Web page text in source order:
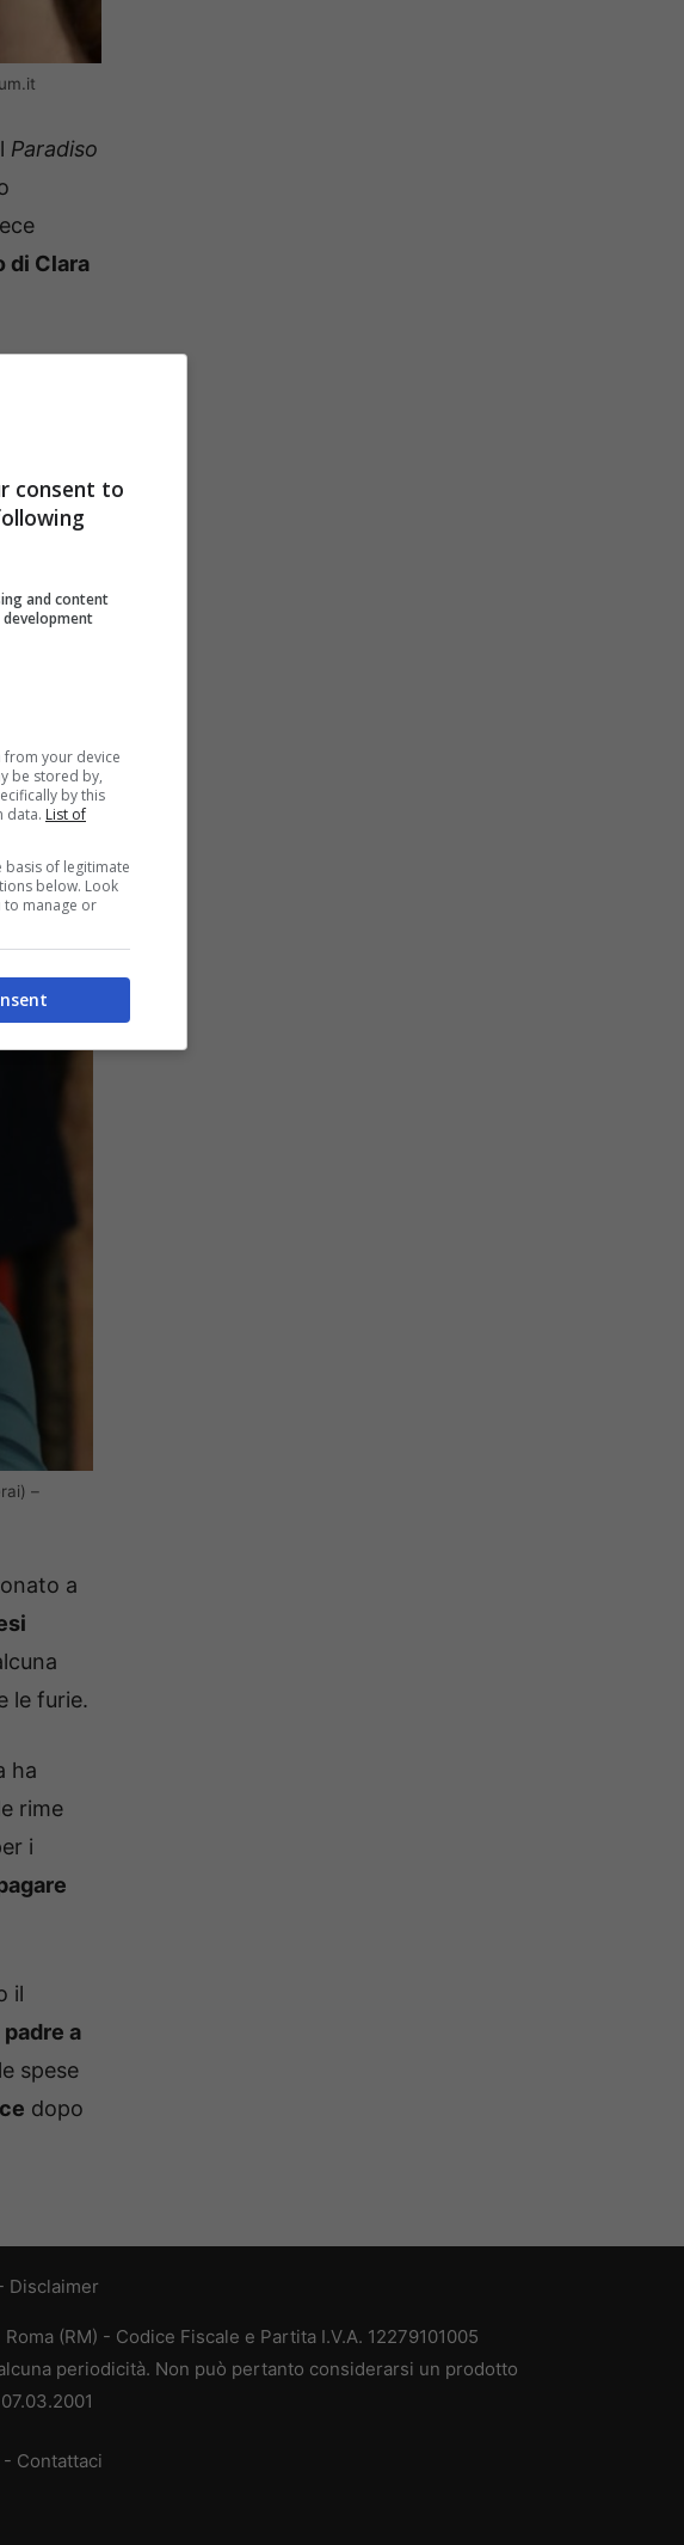
Paradiso
di Clara
a bocca
. La
e
–
a
le furie.
ha
rime
i
il
a
spese
dopo
Disclaimer
(RM) - Codice Fiscale e Partita I.V.A. 12279101005
periodicità. Non può pertanto considerarsi un prodotto
- Contattaci
consent to
and content
development
your device
be stored by,
by this
data. List of
basis of legitimate
below. Look
to manage or